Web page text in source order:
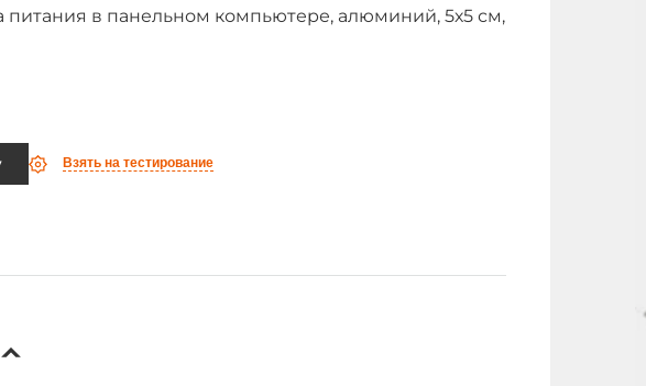
питания в панельном компьютере, алюминий, 5х5 см,
Взять на тестирование